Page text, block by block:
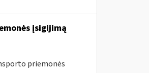
įsigijimą
priemonės